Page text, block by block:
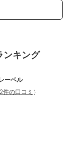
ンキング
ーベル
2件の口コミ ）